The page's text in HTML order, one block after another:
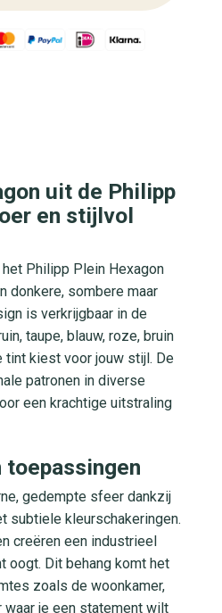
uit de Philipp
en stijlvol
Philipp Plein Hexagon
donkere, sombere maar
is verkrijgbaar in de
taupe, blauw, roze, bruin
tint kiest voor jouw stijl. De
patronen in diverse
een krachtige uitstraling
gedempte sfeer dankzij
subtiele kleurschakeringen.
creëren een industrieel
oogt. Dit behang komt het
zoals de woonkamer,
je een statement wilt